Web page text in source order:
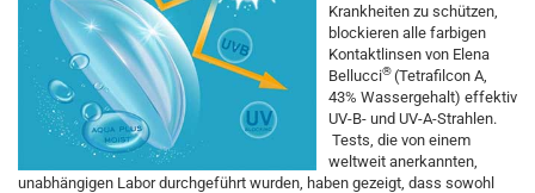
Krankheiten zu schützen,
blockieren alle farbigen
Kontaktlinsen von Elena
Bellucci®(Tetrafilcon A,
43% Wassergehalt) effektiv
UV-B- und UV-A-Strahlen.
Tests, die von einem
weltweit anerkannten,
unabhängigen Labor durchgeführt wurden, haben gezeigt, dass sowohl